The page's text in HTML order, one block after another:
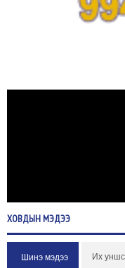
ХОВДЫНМЭДЭЭ
Шинэ мэдээ Их